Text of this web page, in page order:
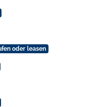
oder leasen